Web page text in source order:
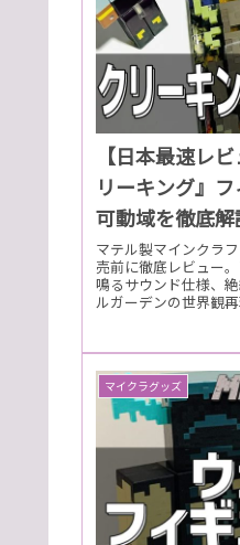
【日本最速レ
リーキング』
可動域を徹底解
マテル製マインクラ
売前に徹底レビュー
鳴るサウンド仕様、
ルガーデンの世界観再
マイクラグッズ